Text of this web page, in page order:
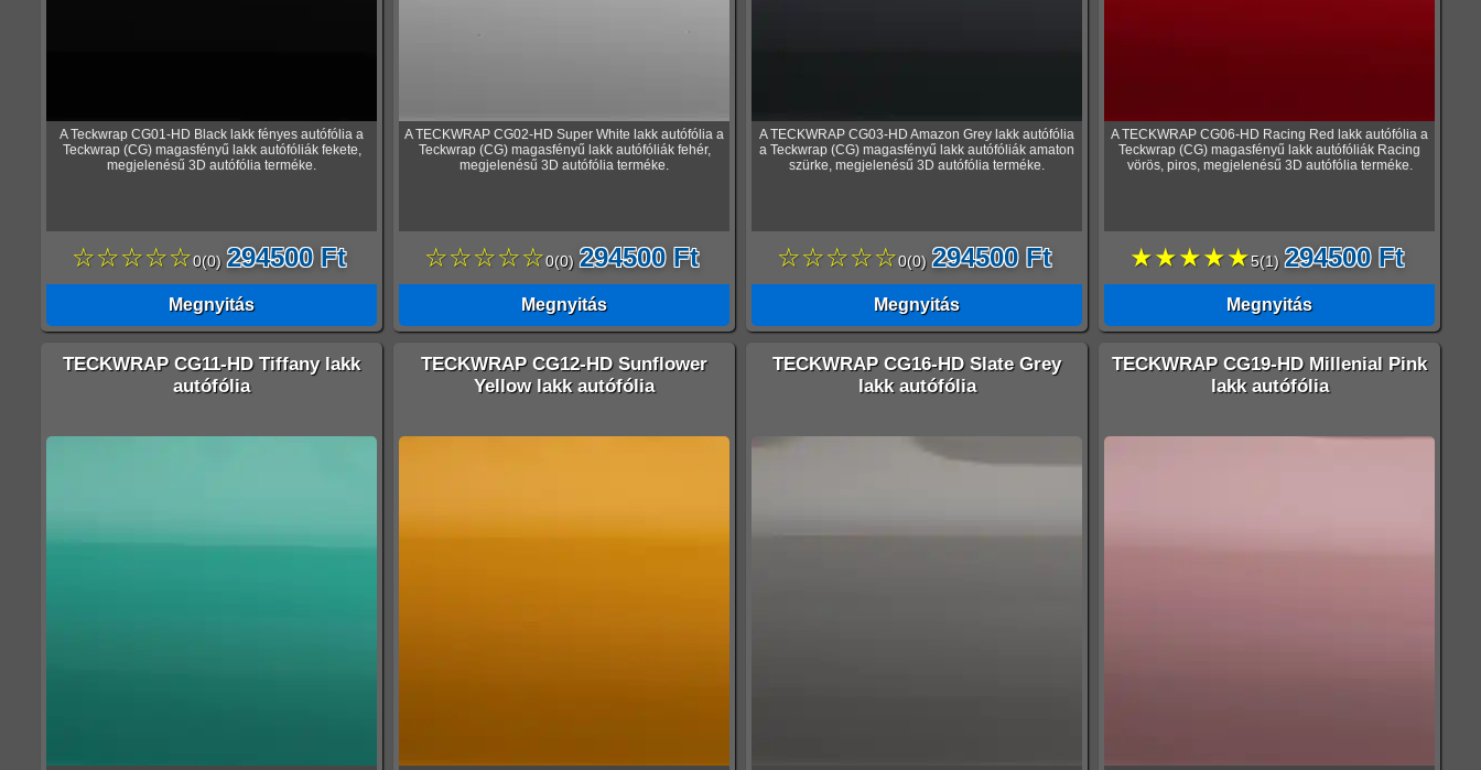
A Teckwrap CG01-HD Black lakk fényes autófólia a
Teckwrap (CG) magasfényű lakk autófóliák fekete,
megjelenésű 3D autófólia terméke.
☆☆☆☆☆0(0) 294500 Ft
Megnyitás
A TECKWRAP CG02-HD Super White lakk autófólia a
Teckwrap (CG) magasfényű lakk autófóliák fehér,
megjelenésű 3D autófólia terméke.
☆☆☆☆☆0(0) 294500 Ft
Megnyitás
A TECKWRAP CG03-HD Amazon Grey lakk autófólia
a Teckwrap (CG) magasfényű lakk autófóliák amaton
szürke, megjelenésű 3D autófólia terméke.
☆☆☆☆☆0(0) 294500 Ft
Megnyitás
A TECKWRAP CG06-HD Racing Red lakk autófólia a
Teckwrap (CG) magasfényű lakk autófóliák Racing
vörös, piros, megjelenésű 3D autófólia terméke.
★★★★★ 5(1) 294500 Ft
Megnyitás
TECKWRAP CG11-HD Tiffany lakk
autófólia
TECKWRAP CG12-HD Sunflower
Yellow lakk autófólia
TECKWRAP CG16-HD Slate Grey
lakk autófólia
TECKWRAP CG19-HD Millenial Pink
lakk autófólia